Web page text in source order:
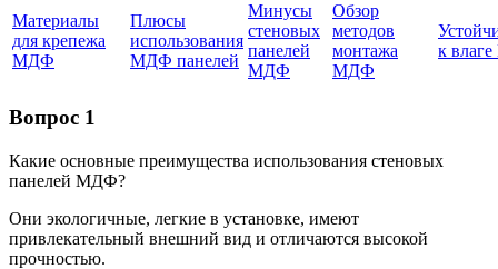
Материалы
для крепежа
МДФ
Плюсы
использования
МДФ панелей
Минусы
стеновых
панелей
МДФ
Обзор
методов
монтажа
МДФ
к
Вопрос 1
Какие основные преимущества использования стеновых
панелей МДФ?
Они экологичные, легкие в установке, имеют
привлекательный внешний вид и отличаются высокой
прочностью.